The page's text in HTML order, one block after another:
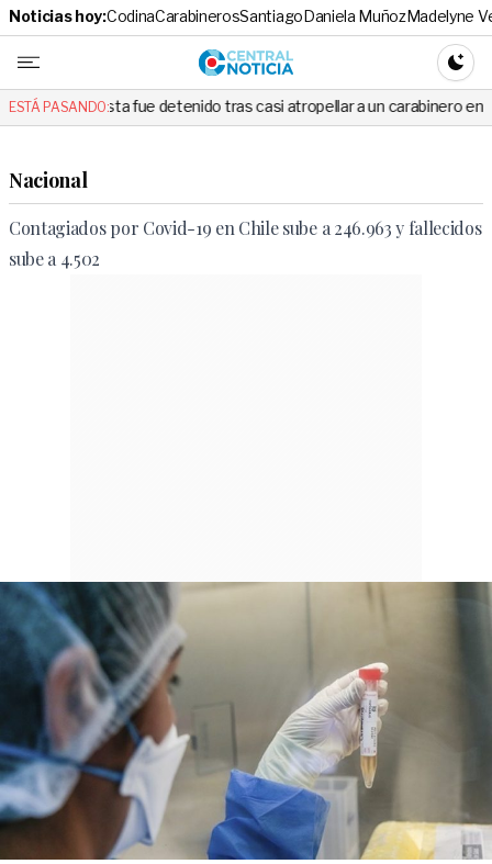
Noticias hoy:CodinaCarabinerosSantiagoDaniela MuñozMadelyne
Central
ESTÁ PASANDO:
fue detenido tras casi atropellar a un carabinero en plena
Nacional
Contagiados por Covid-19 en Chile sube a 246.963 y fallecidos
sube a 4.502